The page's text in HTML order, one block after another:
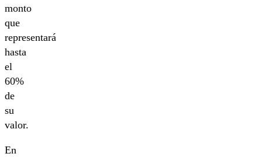
monto
que
representará
hasta
el
60%
de
su
valor.
En